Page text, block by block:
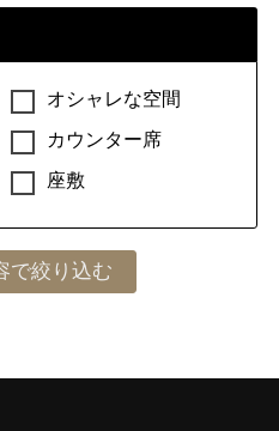
オシャレな空間
カウンター席
座敷